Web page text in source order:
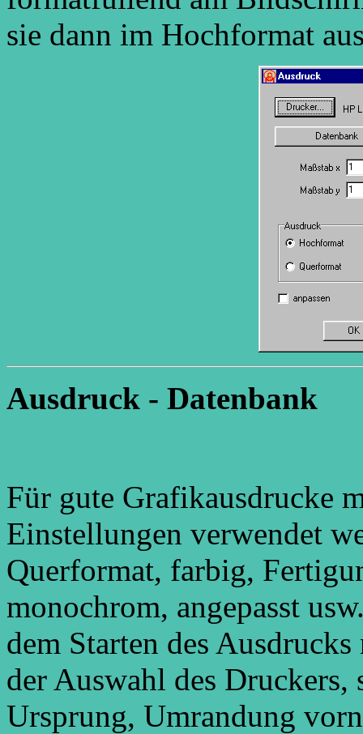
sie dann im Hochformat
Ausdruck - Datenbank
Für gute Grafikausdrucke
Einstellungen verwendet
Querformat, farbig,
monochrom, angepasst
dem Starten des
der Auswahl des
Ursprung, Umrandung